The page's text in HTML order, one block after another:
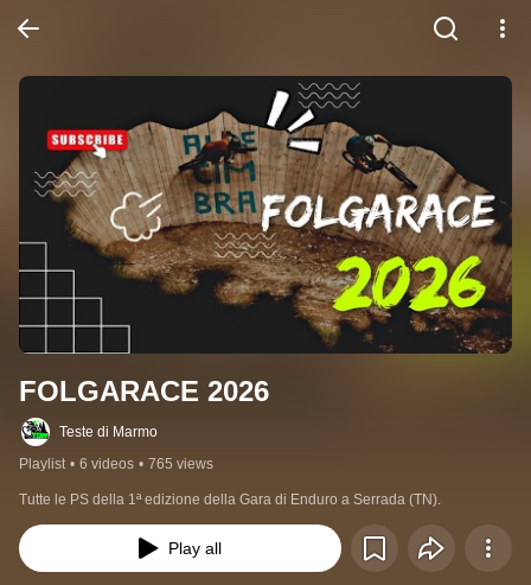
FOLGARACE 2026
Teste di Marmo
Playlist • 6 videos • 765 views
Tutte le PS della 1ª edizione della Gara di Enduro a Serrada (TN).
Play all